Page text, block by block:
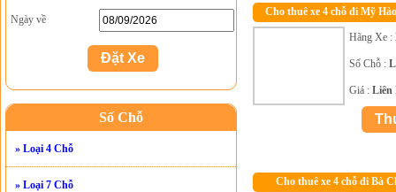
Ngày về
Số Chỗ
» Loại 4 Chỗ
» Loại 7 Chỗ
Cho thuê xe 4 chỗ đi Mỹ
Hãng Xe :
Số Chỗ :
Giá : Liên
Cho thuê xe 4 chỗ đi Bà